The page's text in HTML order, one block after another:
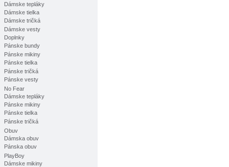
Dámske tepláky
Dámske tielka
Dámske tričká
Dámske vesty
Doplnky
Pánske bundy
Pánske mikiny
Pánske tielka
Pánske tričká
Pánske vesty
No Fear
Dámske tepláky
Pánske mikiny
Pánske tielka
Pánske tričká
Obuv
Dámska obuv
Pánska obuv
PlayBoy
Dámske mikiny